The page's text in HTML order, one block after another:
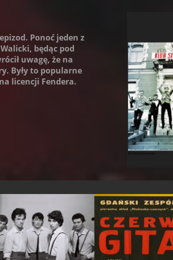
Ponoć jeden z
będąc pod
uwagę, że na
Były to popularne
licencji Fendera.